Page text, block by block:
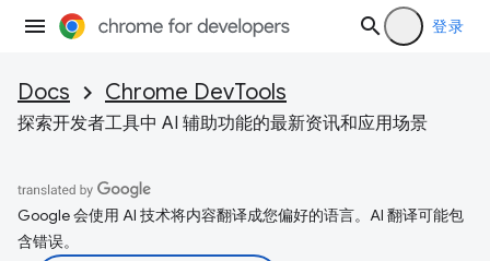
登录
Docs Chrome DevTools
探索开发者工具中 AI 辅助功能的最新资讯和应用场景
Google 会使用 AI 技术将内容翻译成您偏好的语言。AI 翻译可能包
含错误。